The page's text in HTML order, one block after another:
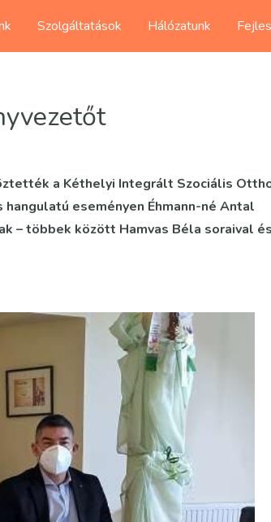
Szolgáltatások Hálózatunk
a Kéthelyi Integrált Szociális
eseményen Éhmann-né Antal
– többek között Hamvas Béla soraival